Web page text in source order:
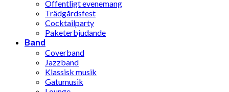
Offentligt evenemang
Trädgårdsfest
Cocktailparty
Paketerbjudande
Band
Coverband
Jazzband
Klassisk musik
Gatumusik